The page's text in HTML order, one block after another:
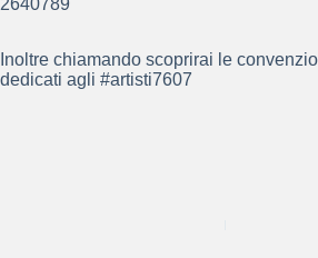
2640789
Inoltre chiamando scoprirai le
dedicati agli #artisti7607